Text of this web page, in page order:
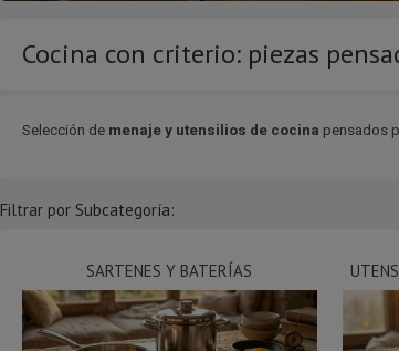
Cocina con criterio: piezas
Selección de menaje y utensilios de cocina pensados
Filtrar por Subcategoría:
SARTENES Y BATERÍAS